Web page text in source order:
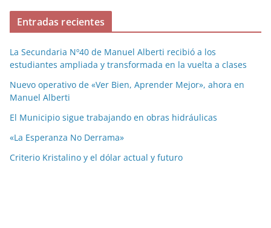
Entradas recientes
La Secundaria Nº40 de Manuel Alberti recibió a los
estudiantes ampliada y transformada en la vuelta a clases
Nuevo operativo de «Ver Bien, Aprender Mejor», ahora en
Manuel Alberti
El Municipio sigue trabajando en obras hidráulicas
«La Esperanza No Derrama»
Criterio Kristalino y el dólar actual y futuro